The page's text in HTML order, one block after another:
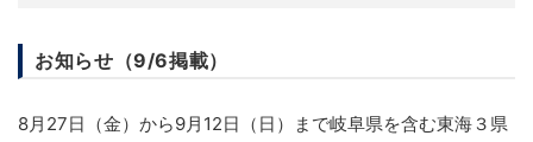
お知らせ（9/6掲載）
8月27日（金）から9月12日（日）まで岐阜県を含む東海３県